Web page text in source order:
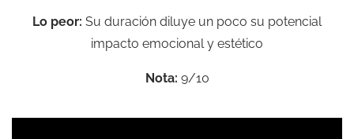
Lo peor: Su duración diluye un poco su potencial
impacto emocional y estético
Nota: 9/10